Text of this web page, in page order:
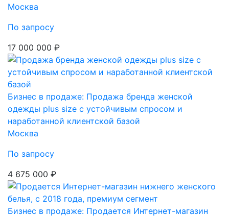
Москва
По запросу
17 000 000 ₽
Бизнес в продаже: Продажа бренда женской
одежды plus size с устойчивым спросом и
наработанной клиентской базой
Москва
По запросу
4 675 000 ₽
Бизнес в продаже: Продается Интернет-магазин